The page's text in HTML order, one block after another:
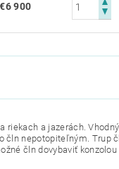
€6 900
riekach a jazerách.
čln nepotopiteľným. Trup
čln dovybaviť